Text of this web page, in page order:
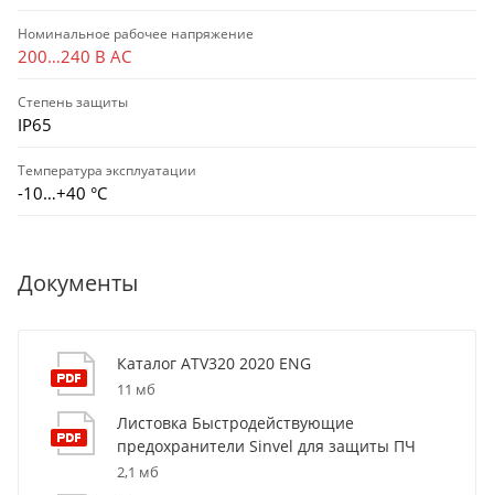
Номинальное рабочее напряжение
200…240 В AC
Степень защиты
IP65
Температура эксплуатации
-10…+40 °С
Документы
Каталог ATV320 2020 ENG
11 мб
Листовка Быстродействующие
предохранители Sinvel для защиты ПЧ
2,1 мб